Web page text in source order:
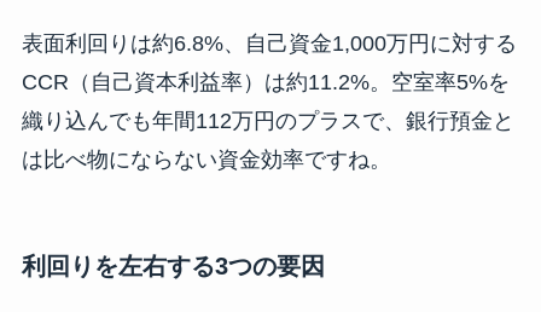
表面利回りは約6.8%、自己資金1,000万円に対する
CCR（自己資本利益率）は約11.2%。空室率5%を
織り込んでも年間112万円のプラスで、銀行預金と
は比べ物にならない資金効率ですね。
利回りを左右する3つの要因